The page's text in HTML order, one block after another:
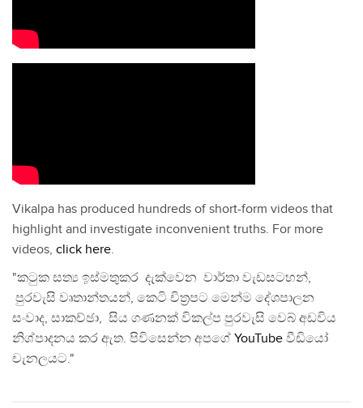
Vikalpa has produced hundreds of short-form videos that
highlight and investigate inconvenient truths. For more
videos, click here.
"කටුක සත්‍ය ඉස්මතුකර දැක්වෙන වාර්තා වැඩසටහන්,
පුරවැසි වෘතාන්තයන්, කෙටි චිත්‍රපට මෙන්ම දේශපාලන
සංවාද, සාකච්ඡා, සිය ගණනක් විකල්ප පුරවැසි වෙබ් අඩවිය
නිශ්පාදනය කර ඇත. පිවිසෙන්න අපගේ YouTube වීඩියෝ
චැනලයට."